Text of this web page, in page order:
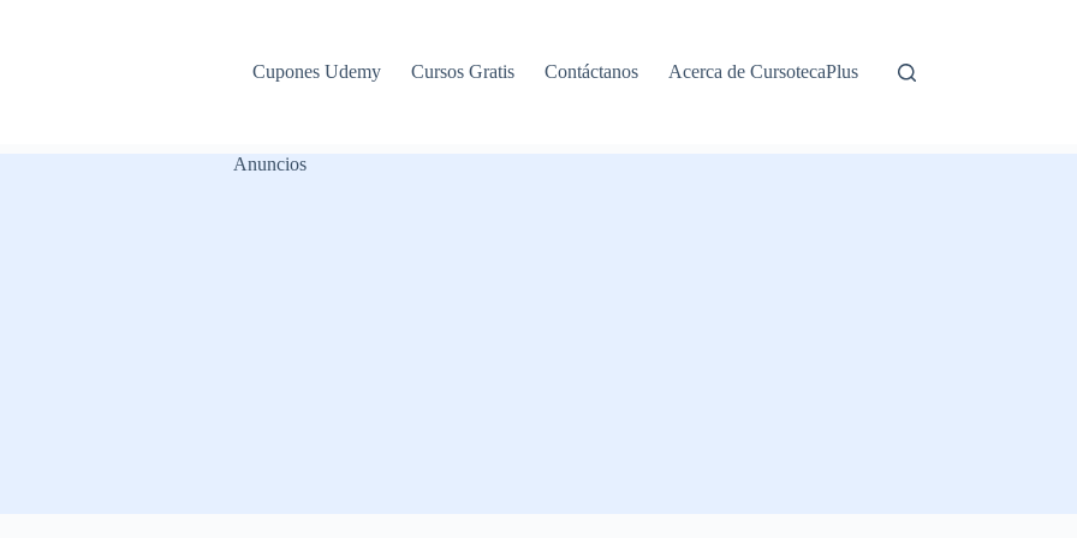
Cupones Udemy Cursos Gratis Contáctanos Acerca de CursotecaPlus
Anuncios